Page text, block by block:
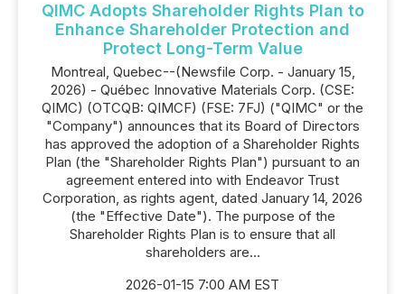
QIMC Adopts Shareholder Rights Plan to
Enhance Shareholder Protection and
Protect Long-Term Value
Montreal, Quebec--(Newsfile Corp. - January 15,
2026) - Québec Innovative Materials Corp. (CSE:
QIMC) (OTCQB: QIMCF) (FSE: 7FJ) ("QIMC" or the
"Company") announces that its Board of Directors
has approved the adoption of a Shareholder Rights
Plan (the "Shareholder Rights Plan") pursuant to an
agreement entered into with Endeavor Trust
Corporation, as rights agent, dated January 14, 2026
(the "Effective Date"). The purpose of the
Shareholder Rights Plan is to ensure that all
shareholders are...
2026-01-15 7:00 AM EST